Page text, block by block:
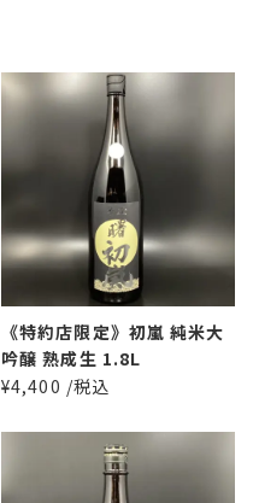
《特約店限定》初嵐 純米大
吟醸 熟成生 1.8L
¥4,400 /税込